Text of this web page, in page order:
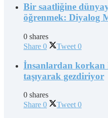
Bir saatliğine
öğrenmek: Diyalog
0 shares
Share 0 Tweet 0
İnsanlardan korkan
taşıyarak gezdiriyor
0 shares
Share 0 Tweet 0